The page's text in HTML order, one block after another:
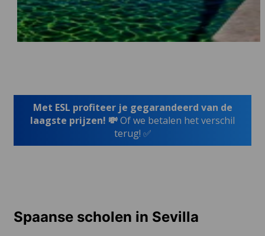
Met ESL profiteer je gegarandeerd van de
laagste prijzen! 💸Of we betalen het verschil
terug! ✅
Spaanse scholen in Sevilla